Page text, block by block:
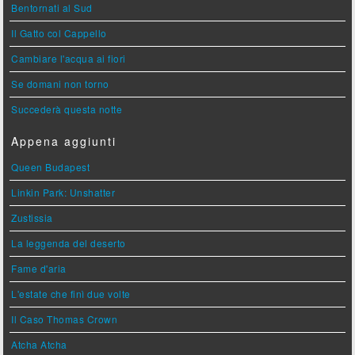
Bentornati al Sud
Il Gatto col Cappello
Cambiare l'acqua ai fiori
Se domani non torno
Succederà questa notte
Appena aggiunti
Queen Budapest
Linkin Park: Unshatter
Zustissia
La leggenda del deserto
Fame d'aria
L'estate che finì due volte
Il Caso Thomas Crown
Atcha Atcha